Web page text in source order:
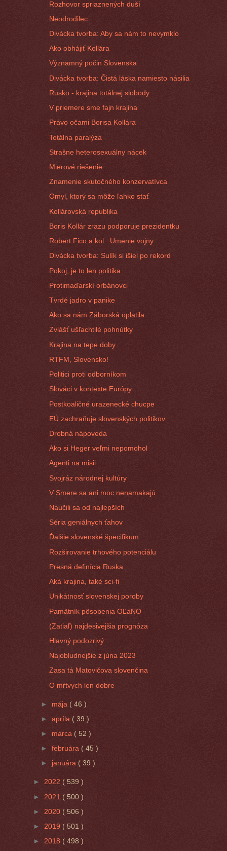
Rozhovor spriaznených duší
Neodrodilec
Divácka tvorba: Aby sa nám to nevymklo
Ako obhájiť Kollára
Významný počin Slovenska
Divácka tvorba: Čistá láska namiesto násilia
Rusko - krajina totálnej slobody
V priemere sme fajn krajina
Právo očami Borisa Kollára
Totálna paralýza
Strašne heterosexuálny nácek
Mierové riešenie
Znamenie skutočného konzervatívca
Omyl, ktorý sa môže ľahko stať
Kollárovská republika
Boris Kollár zrazu podporuje prezidentku
Robert Fico a kol.: Umenie vojny
Divácka tvorba: Sulík si išiel po rekord
Pokoj, je to len politika
Protimaďarskí orbánovci
Tvrdé jadro v panike
Ako sa nám Záborská oplatila
Zvlášť ušľachtilé pohnútky
Krajina na tepe doby
RTFM, Slovensko!
Politici proti odborníkom
Slováci v kontexte Európy
Postkoaličné urazenecké chucpe
EÚ zachraňuje slovenských politikov
Drobná nápoveda
Ako si Heger veľmi nepomohol
Agenti na misii
Svojráz národnej kultúry
V Smere sa ani moc nenamakajú
Naučili sa od najlepších
Séria geniálnych ťahov
Ďalšie slovenské špecifikum
Rozširovanie trhového potenciálu
Presná definícia Ruska
Aká krajina, také sci-fi
Unikátnosť slovenskej poroby
Pamätník pôsobenia OĽaNO
(Zatiaľ) najdesivejšia prognóza
Hlavný podozrivý
Najobludnejšie z júna 2023
Zasa tá Matovičova slovenčina
O mŕtvych len dobre
► mája( 46 )
►apríla ( 39 )
► marca ( 52 )
►februára ( 45 )
► januára ( 39 )
► 2022 ( 539 )
► 2021 ( 500 )
► 2020 ( 506 )
► 2019 ( 501 )
► 2018 ( 498 )